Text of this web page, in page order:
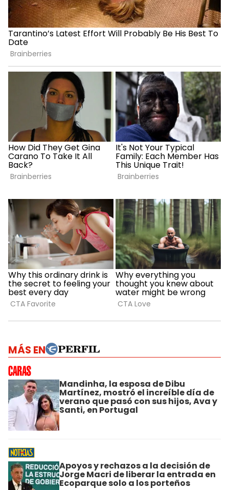
MÁS EN
Mandinha, la esposa de Dibu
Martínez, mostró el increíble día de
verano que pasó con sus hijos, Ava y
Santi, en Portugal
Apoyos y rechazos a la decisión de
Jorge Macri de liberar la entrada en
Ecoparque solo a los porteños